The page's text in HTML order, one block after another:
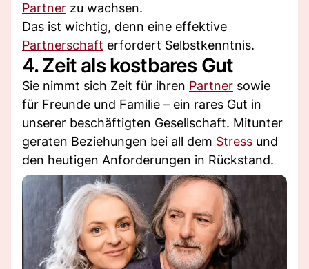
Partner zu wachsen.
Das ist wichtig, denn eine effektive
Partnerschaft erfordert Selbstkenntnis.
4. Zeit als kostbares Gut
Sie nimmt sich Zeit für ihren Partner sowie
für Freunde und Familie – ein rares Gut in
unserer beschäftigten Gesellschaft. Mitunter
geraten Beziehungen bei all dem Stress und
den heutigen Anforderungen in Rückstand.